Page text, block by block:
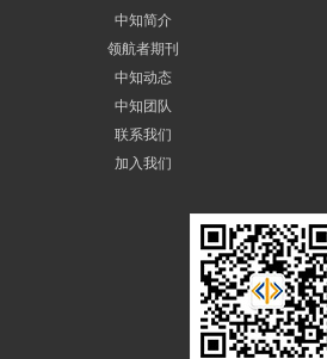
中知简介
领航者期刊
中知动态
中知团队
联系我们
加入我们